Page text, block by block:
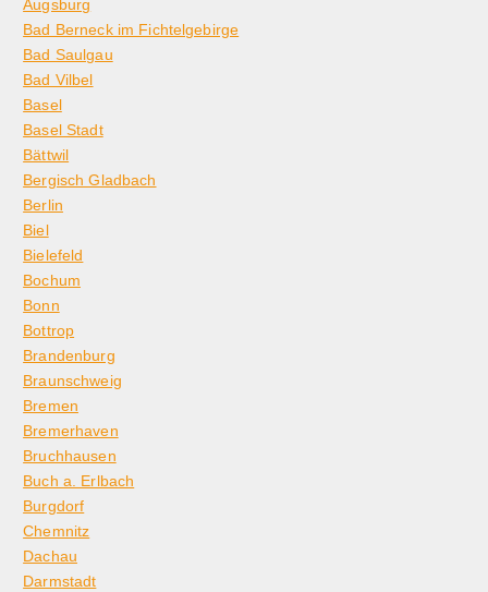
Augsburg
Bad Berneck im Fichtelgebirge
Bad Saulgau
Bad Vilbel
Basel
Basel Stadt
Bättwil
Bergisch Gladbach
Berlin
Biel
Bielefeld
Bochum
Bonn
Bottrop
Brandenburg
Braunschweig
Bremen
Bremerhaven
Bruchhausen
Buch a. Erlbach
Burgdorf
Chemnitz
Dachau
Darmstadt